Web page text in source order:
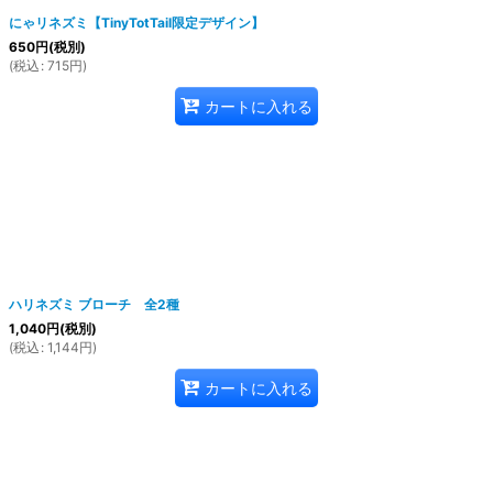
にゃリネズミ【TinyTotTail限定デザイン】
650円(税別)
(税込 : 715円)
カートに入れる
ハリネズミ ブローチ 全2種
1,040円(税別)
(税込 : 1,144円)
カートに入れる